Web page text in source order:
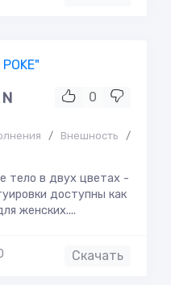
0
/ Внешность
/
тело в двух цветах -
доступны как
женских....
Скачать